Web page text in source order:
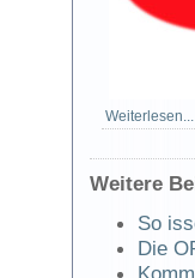
Weiterlesen...
Weitere
So
Die